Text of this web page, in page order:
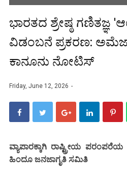
ಭಾರತದ ಶ್ರೇಷ್ಠ
ವಿಡಂಬನೆ ಪ್ರಕರಣ:
ಕಾನೂನು ನೋಟಿಸ್
Friday, June 12, 2026
ವ್ಯಾಪಾರಕ್ಕಾಗಿ ರಾಷ್ಟ್ರೀಯ
ಹಿಂದೂ ಜನಜಾಗೃತಿ ಸಮಿತಿ